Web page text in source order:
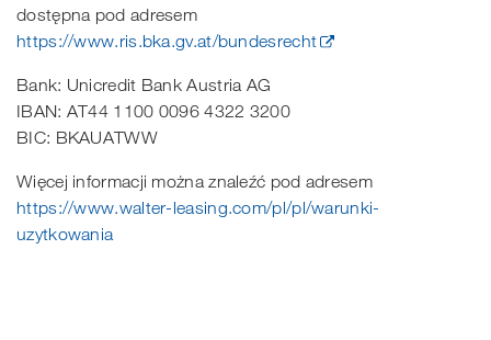
dostępna pod adresem
https://www.ris.bka.gv.at/bundesrecht
Bank: Unicredit Bank Austria AG
IBAN: AT44 1100 0096 4322 3200
BIC: BKAUATWW
Więcej informacji można znaleźć pod adresem
https://www.walter-leasing.com/pl/pl/warunki-
uzytkowania